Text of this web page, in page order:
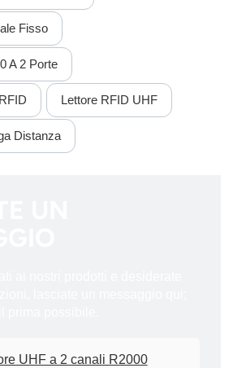
Fisso
A 2 Porte
Lettore RFID UHF
Distanza
UHF a 2 canali R2000